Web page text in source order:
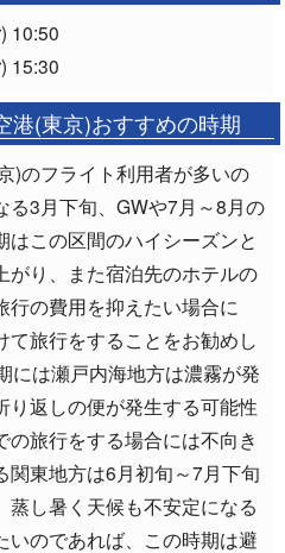
10:50
15:30
港(東京)おすすめの時期
)のフライト利用者が多いの
る3月下旬、GWや7月～8月の
この区間のハイシーズンと
がり、また宿泊先のホテルの
の費用を抑えたい場合に
旅行をすることをお勧めし
には瀬戸内海地方は濃霧が発
返しの便が発生する可能性
旅行をする場合には不向き
関東地方は6月初旬～7月下旬
し暑く天候も不安定になる
いのであれば、この時期は避